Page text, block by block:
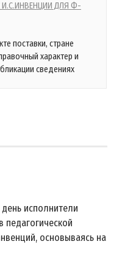
И.С.ИНВЕНЦИИ ДЛЯ Ф-
поставки, стране
характер и
сведениях
исполнители
основываясь на